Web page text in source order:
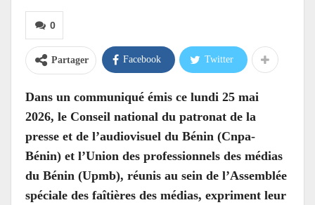
0
Partager Facebook Twitter
Dans un communiqué émis ce lundi 25 mai
2026, le Conseil national du patronat de la
presse et de l’audiovisuel du Bénin (Cnpa-
Bénin) et l’Union des professionnels des médias
du Bénin (Upmb), réunis au sein de l’Assemblée
spéciale des faîtières des médias, expriment leur